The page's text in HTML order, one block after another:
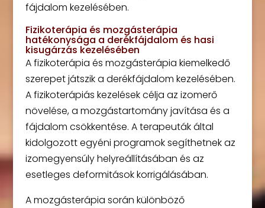
fájdalom kezelésében.
Fizikoterápia és mozgásterápia
hatékonysága a derékfájdalom és hasi
kisugárzás kezelésében
A fizikoterápia és mozgásterápia kiemelkedő
szerepet játszik a derékfájdalom kezelésében.
A fizikoterápiás kezelések célja az izomerő
növelése, a mozgástartomány javítása és a
fájdalom csökkentése. A terapeuták által
kidolgozott egyéni programok segíthetnek az
izomegyensúly helyreállításában és az
esetleges deformitások korrigálásában.
A mozgásterápia során különböző